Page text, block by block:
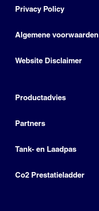
Privacy Policy
Algemene voorwaarden
Website Disclaimer
Productadvies
Partners
Tank- en Laadpas
Co2 Prestatieladder